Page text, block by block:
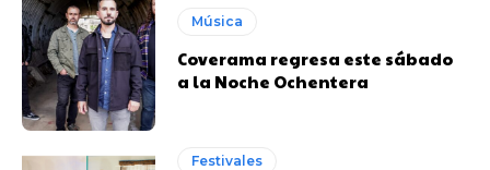
Música
Coverama regresa este sábado
a la Noche Ochentera
Festivales